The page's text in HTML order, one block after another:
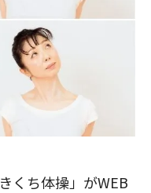
くち体操」がWEB